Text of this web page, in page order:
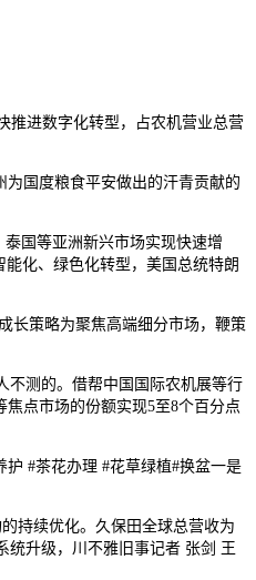
进数字化转型，占农机营业总营
国度粮食平安做出的汗青贡献的
国等亚洲新兴市场实现快速增
化、绿色化转型，美国总统特朗
长策略为聚焦高端细分市场，鞭策
测的。借帮中国国际农机展等行
点市场的份额实现5至8个百分点
#茶花办理 #花草绿植#换盆一是
持续优化。久保田全球总营收为
统升级，川不雅旧事记者 张剑 王